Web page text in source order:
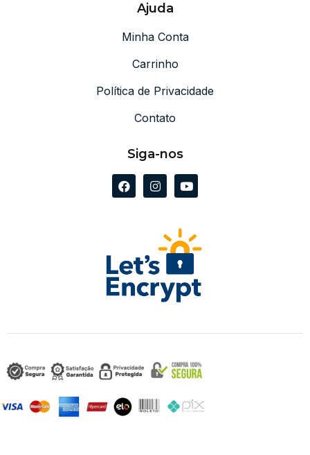
Ajuda
Minha Conta
Carrinho
Política de Privacidade
Contato
Siga-nos